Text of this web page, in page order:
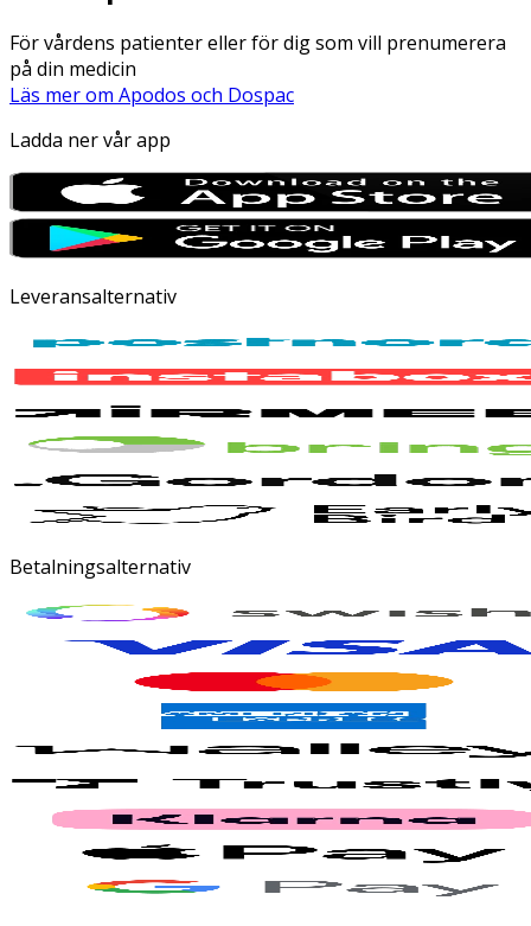
För vårdens patienter eller för dig som vill prenumerera
på din medicin
Läs mer om Apodos och Dospac
Ladda ner vår app
Leveransalternativ
Betalningsalternativ